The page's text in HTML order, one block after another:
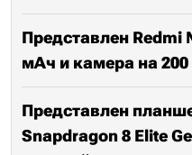
Представлен Redmi
мАч и камера на
Представлен
Snapdragon 8 Elite